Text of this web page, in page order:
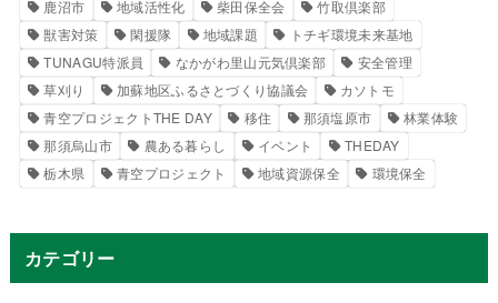
鹿沼市
地域活性化 柴田保全会
竹取倶楽部
獣害対策
閑援隊 地域課題
トチギ環境未来基地
TUNAGU特派員
なかがわ里山元気倶楽部
安全管理
草刈り
加蘇地区ふるさとづくり協議会
カソトモ
青空プロジェクトTHE DAY
移住 那須塩原市
林業体験
那須烏山市
農ある暮らし イベント
THEDAY
栃木県
青空プロジェクト 地域資源保全 環境保全
カテゴリー